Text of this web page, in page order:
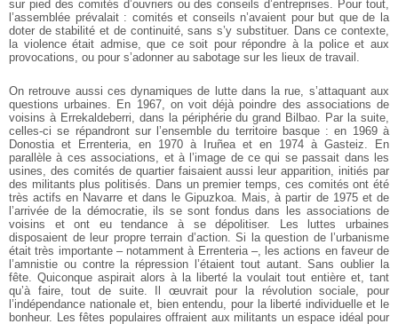
sur pied des comités d’ouvriers ou des conseils d’entreprises. Pour tout,
l’assemblée prévalait : comités et conseils n’avaient pour but que de la
doter de stabilité et de continuité, sans s’y substituer. Dans ce contexte,
la violence était admise, que ce soit pour répondre à la police et aux
provocations, ou pour s’adonner au sabotage sur les lieux de travail.
On retrouve aussi ces dynamiques de lutte dans la rue, s’attaquant aux
questions urbaines. En 1967, on voit déjà poindre des associations de
voisins à Errekaldeberri, dans la périphérie du grand Bilbao. Par la suite,
celles-ci se répandront sur l’ensemble du territoire basque : en 1969 à
Donostia et Errenteria, en 1970 à Iruñea et en 1974 à Gasteiz. En
parallèle à ces associations, et à l’image de ce qui se passait dans les
usines, des comités de quartier faisaient aussi leur apparition, initiés par
des militants plus politisés. Dans un premier temps, ces comités ont été
très actifs en Navarre et dans le Gipuzkoa. Mais, à partir de 1975 et de
l’arrivée de la démocratie, ils se sont fondus dans les associations de
voisins et ont eu tendance à se dépolitiser. Les luttes urbaines
disposaient de leur propre terrain d’action. Si la question de l’urbanisme
était très importante – notamment à Errenteria –, les actions en faveur de
l’amnistie ou contre la répression l’étaient tout autant. Sans oublier la
fête. Quiconque aspirait alors à la liberté la voulait tout entière et, tant
qu’à faire, tout de suite. Il œuvrait pour la révolution sociale, pour
l’indépendance nationale et, bien entendu, pour la liberté individuelle et le
bonheur. Les fêtes populaires offraient aux militants un espace idéal pour